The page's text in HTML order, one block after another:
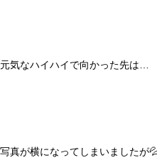
元気なハイハイで向かった先は…
写真が横になってしまいましたが